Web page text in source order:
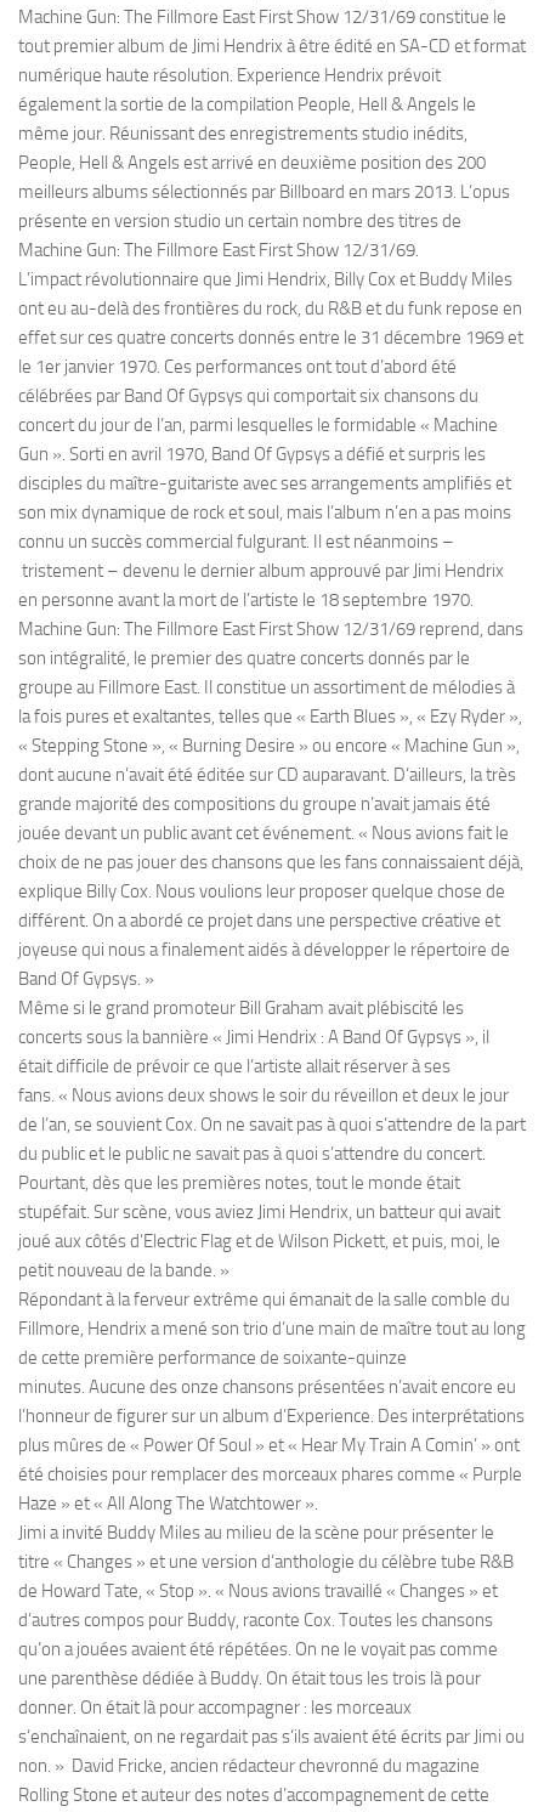
Machine Gun: The Fillmore East First Show 12/31/69 constitue le
tout premier album de Jimi Hendrix à être édité en SA-CD et format
numérique haute résolution. Experience Hendrix prévoit
également la sortie de la compilation People, Hell & Angels le
même jour. Réunissant des enregistrements studio inédits,
People, Hell & Angels est arrivé en deuxième position des 200
meilleurs albums sélectionnés par Billboard en mars 2013. L’opus
présente en version studio un certain nombre des titres de
Machine Gun: The Fillmore East First Show 12/31/69.
L’impact révolutionnaire que Jimi Hendrix, Billy Cox et Buddy Miles
ont eu au-delà des frontières du rock, du R&B et du funk repose en
effet sur ces quatre concerts donnés entre le 31 décembre 1969 et
le 1er janvier 1970. Ces performances ont tout d’abord été
célébrées par Band Of Gypsys qui comportait six chansons du
concert du jour de l’an, parmi lesquelles le formidable « Machine
Gun ». Sorti en avril 1970, Band Of Gypsys a défié et surpris les
disciples du maître-guitariste avec ses arrangements amplifiés et
son mix dynamique de rock et soul, mais l’album n’en a pas moins
connu un succès commercial fulgurant. Il est néanmoins –
tristement – devenu le dernier album approuvé par Jimi Hendrix
en personne avant la mort de l’artiste le 18 septembre 1970.
Machine Gun: The Fillmore East First Show 12/31/69 reprend, dans
son intégralité, le premier des quatre concerts donnés par le
groupe au Fillmore East. Il constitue un assortiment de mélodies à
la fois pures et exaltantes, telles que « Earth Blues », « Ezy Ryder »,
« Stepping Stone », « Burning Desire » ou encore « Machine Gun »,
dont aucune n’avait été éditée sur CD auparavant. D’ailleurs, la très
grande majorité des compositions du groupe n’avait jamais été
jouée devant un public avant cet événement. « Nous avions fait le
choix de ne pas jouer des chansons que les fans connaissaient déjà,
explique Billy Cox. Nous voulions leur proposer quelque chose de
différent. On a abordé ce projet dans une perspective créative et
joyeuse qui nous a finalement aidés à développer le répertoire de
Band Of Gypsys. »
Même si le grand promoteur Bill Graham avait plébiscité les
concerts sous la bannière « Jimi Hendrix : A Band Of Gypsys », il
était difficile de prévoir ce que l’artiste allait réserver à ses
fans. « Nous avions deux shows le soir du réveillon et deux le jour
de l’an, se souvient Cox. On ne savait pas à quoi s’attendre de la part
du public et le public ne savait pas à quoi s’attendre du concert.
Pourtant, dès que les premières notes, tout le monde était
stupéfait. Sur scène, vous aviez Jimi Hendrix, un batteur qui avait
joué aux côtés d’Electric Flag et de Wilson Pickett, et puis, moi, le
petit nouveau de la bande. »
Répondant à la ferveur extrême qui émanait de la salle comble du
Fillmore, Hendrix a mené son trio d’une main de maître tout au long
de cette première performance de soixante-quinze
minutes. Aucune des onze chansons présentées n’avait encore eu
l’honneur de figurer sur un album d’Experience. Des interprétations
plus mûres de « Power Of Soul » et « Hear My Train A Comin’ » ont
été choisies pour remplacer des morceaux phares comme « Purple
Haze » et « All Along The Watchtower ».
Jimi a invité Buddy Miles au milieu de la scène pour présenter le
titre « Changes » et une version d’anthologie du célèbre tube R&B
de Howard Tate, « Stop ». « Nous avions travaillé « Changes » et
d’autres compos pour Buddy, raconte Cox. Toutes les chansons
qu’on a jouées avaient été répétées. On ne le voyait pas comme
une parenthèse dédiée à Buddy. On était tous les trois là pour
donner. On était là pour accompagner : les morceaux
s’enchaînaient, on ne regardait pas s’ils avaient été écrits par Jimi ou
non. » David Fricke, ancien rédacteur chevronné du magazine
Rolling Stone et auteur des notes d’accompagnement de cette